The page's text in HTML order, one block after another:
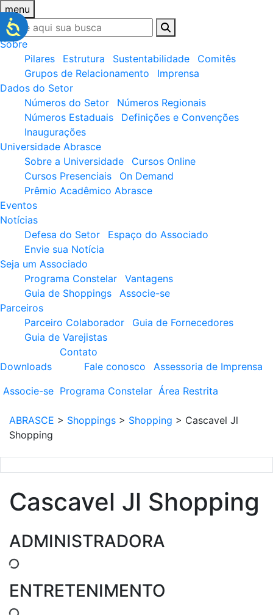
menu
Sobre
Pilares
Estrutura Sustentabilidade
Comitês
Grupos de Relacionamento
Imprensa
Dados do Setor
Números do Setor
Números Regionais
Números Estaduais
Definições e Convenções
Inaugurações
Universidade Abrasce
Sobre a Universidade
Cursos Online
Cursos Presenciais
On Demand
Prêmio Acadêmico Abrasce
Eventos
Notícias
Defesa do Setor
Espaço do Associado
Envie sua Notícia
Seja um Associado
Programa Constelar
Vantagens
Guia de Shoppings
Associe-se
Parceiros
Parceiro Colaborador
Guia de Fornecedores
Guia de Varejistas
Downloads
Contato
Fale conosco
Assessoria de Imprensa
Associe-se Programa Constelar Área Restrita
ABRASCE > Shoppings > Shopping > Cascavel Jl
Shopping
Cascavel Jl Shopping
ADMINISTRADORA
ENTRETENIMENTO